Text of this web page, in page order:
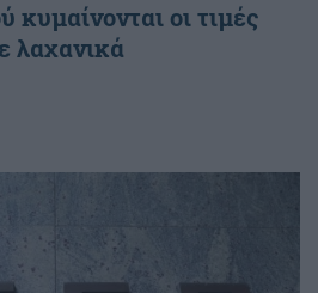
κυμαίνονται οι τιμές
λαχανικά